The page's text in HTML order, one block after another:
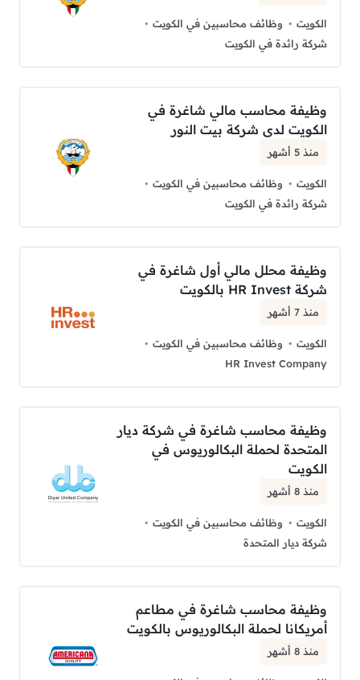
الكويت
وظائف محاسبين في الكويت
شركة رائدة في الكويت
وظيفة محاسب مالي شاغرة في
الكويت لدى شركة بيت النور
منذ 5 أشهر
الكويت
وظائف محاسبين في الكويت
شركة رائدة في الكويت
وظيفة محلل مالي أول شاغرة في
شركة HR Invest بالكويت
منذ 7 أشهر
الكويت
وظائف محاسبين في الكويت
HR Invest Company
وظيفة محاسب شاغرة في شركة ديار
المتحدة لحملة البكالوريوس في
الكويت
منذ 8 أشهر
الكويت
وظائف محاسبين في الكويت
شركة ديار المتحدة
وظيفة محاسب شاغرة في مطاعم
أمريكانا لحملة البكالوريوس بالكويت
منذ 8 أشهر